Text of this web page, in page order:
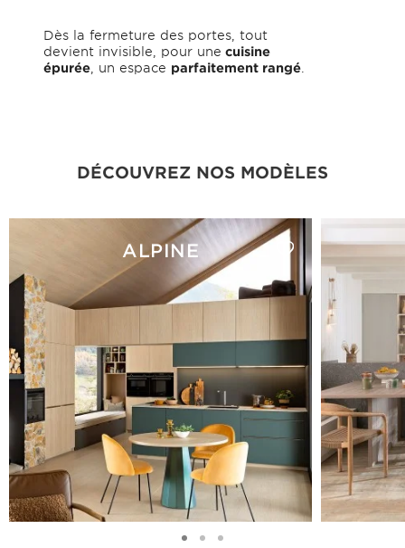
Dès la fermeture des portes, tout
devient invisible, pour une cuisine
épurée, un espace parfaitement rangé.
DÉCOUVREZ NOS MODÈLES
ALPINE